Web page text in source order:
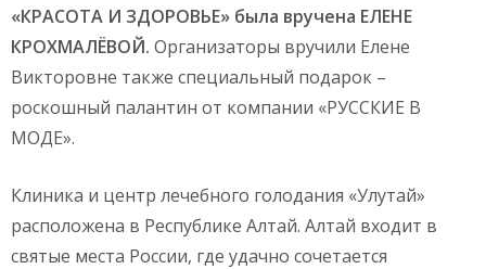
«КРАСОТА И ЗДОРОВЬЕ» была вручена ЕЛЕНЕ
КРОХМАЛЁВОЙ. Организаторы вручили Елене
Викторовне также специальный подарок –
роскошный палантин от компании «РУССКИЕ В
МОДЕ».
Клиника и центр лечебного голодания «Улутай»
расположена в Республике Алтай. Алтай входит в
святые места России, где удачно сочетается